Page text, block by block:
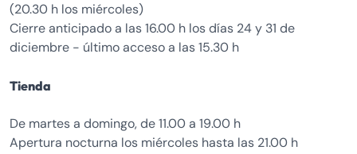
(20.30 h los miércoles)
Cierre anticipado a las 16.00 h los días 24 y 31 de
diciembre - último acceso a las 15.30 h
Tienda
De martes a domingo, de 11.00 a 19.00 h
Apertura nocturna los miércoles hasta las 21.00 h